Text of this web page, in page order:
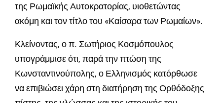
της Ρωμαϊκής Αυτοκρατορίας, υιοθετώντας
ακόμη και τον τίτλο του «Καίσαρα των Ρωμαίων».
Κλείνοντας, ο π. Σωτήριος Κοσμόπουλος
υπογράμμισε ότι, παρά την πτώση της
Κωνσταντινούπολης, ο Ελληνισμός κατόρθωσε
να επιβιώσει χάρη στη διατήρηση της Ορθόδοξης